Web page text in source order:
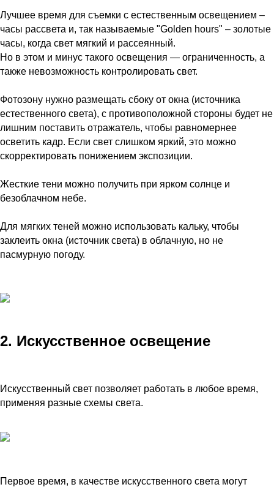
Лучшее время для съемки с естественным освещением –
часы рассвета и, так называемые "Golden hours" – золотые
часы, когда свет мягкий и рассеянный.
Но в этом и минус такого освещения — ограниченность, а
также невозможность контролировать свет.
Фотозону нужно размещать сбоку от окна (источника
естественного света), с противоположной стороны будет не
лишним поставить отражатель, чтобы равномернее
осветить кадр. Если свет слишком яркий, это можно
скорректировать понижением экспозиции.
Жесткие тени можно получить при ярком солнце и
безоблачном небе.
Для мягких теней можно использовать кальку, чтобы
заклеить окна (источник света) в облачную, но не
пасмурную погоду.
2. Искусственное освещение
Искусственный свет позволяет работать в любое время,
применяя разные схемы света.
Первое время, в качестве искусственного света могут